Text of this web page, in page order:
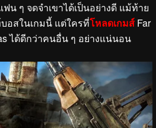
น ๆ จดจำเขาได้เป็นอย่างดี แม้ท้าย
อสในเกมนี้ แต่ใครที่โหลดเกมส์ Far
ได้ดีกว่าคนอื่น ๆ อย่างแน่นอน